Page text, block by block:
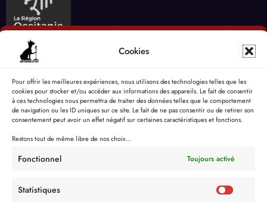
Cookies
Pour offrir les meilleures expériences, nous utilisons des technologies telles que les
cookies pour stocker et/ou accéder aux informations des appareils. Le fait de consentir
à ces technologies nous permettra de traiter des données telles que le comportement
de navigation ou les ID uniques sur ce site. Le fait de ne pas consentir ou de retirer son
consentement peut avoir un effet négatif sur certaines caractéristiques et fonctions.
Restons tout de même libre de nos choix...
Fonctionnel Toujours activé
Statistiques